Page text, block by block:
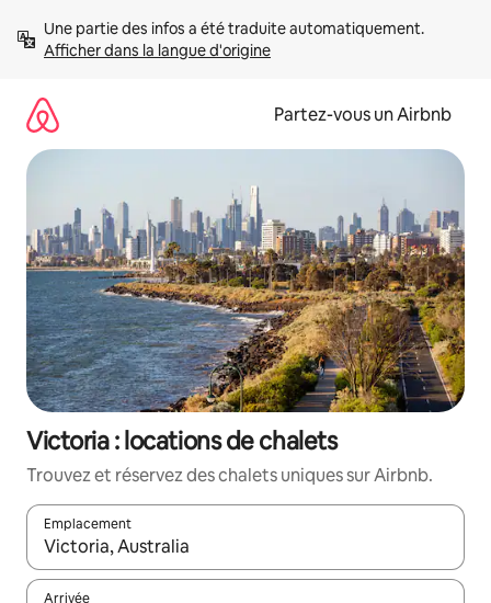
directement
Afficher dans la langue d'origine
Partez-vous un Airbnb
Victoria : locations de chalets
Trouvez et réservez des chalets uniques sur Airbnb.
Emplacement
Quand les résultats sont affichés, parcourez-les en utilisant
Arrivée